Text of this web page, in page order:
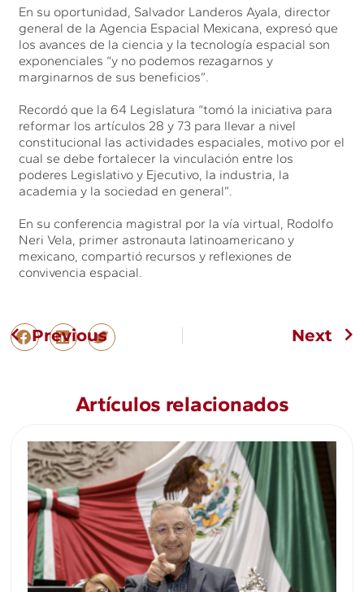
En su oportunidad, Salvador Landeros Ayala, director
general de la Agencia Espacial Mexicana, expresó que
los avances de la ciencia y la tecnología espacial son
exponenciales “y no podemos rezagarnos y
marginarnos de sus beneficios”.
Recordó que la 64 Legislatura “tomó la iniciativa para
reformar los artículos 28 y 73 para llevar a nivel
constitucional las actividades espaciales, motivo por el
cual se debe fortalecer la vinculación entre los
poderes Legislativo y Ejecutivo, la industria, la
academia y la sociedad en general”.
En su conferencia magistral por la vía virtual, Rodolfo
Neri Vela, primer astronauta latinoamericano y
mexicano, compartió recursos y reflexiones de
convivencia espacial.
Previous Next
Artículos relacionados